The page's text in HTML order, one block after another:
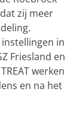
zij meer
in
Friesland en
werken
en na het